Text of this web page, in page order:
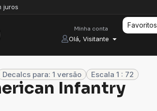
juros
Minha conta
Olá, Visitante
Favoritos
Decalcs para: 1 versão Escala 1 : 72
Infantry